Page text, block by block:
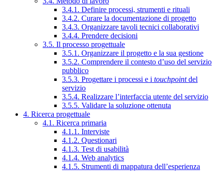
3.4.1. Definire processi, strumenti e rituali
3.4.2. Curare la documentazione di progetto
3.4.3. Organizzare tavoli tecnici collaborativi
3.4.4. Prendere decisioni
3.5. Il processo progettuale
3.5.1. Organizzare il progetto e la sua gestione
3.5.2. Comprendere il contesto d’uso del servizio
pubblico
3.5.3. Progettare i processi e i touchpointdel
servizio
3.5.4. Realizzare l’interfaccia utente del servizio
3.5.5. Validare la soluzione ottenuta
4. Ricerca progettuale
4.1. Ricerca primaria
4.1.1. Interviste
4.1.2. Questionari
4.1.3. Test di usabilità
4.1.4. Web analytics
4.1.5. Strumenti di mappatura dell’esperienza